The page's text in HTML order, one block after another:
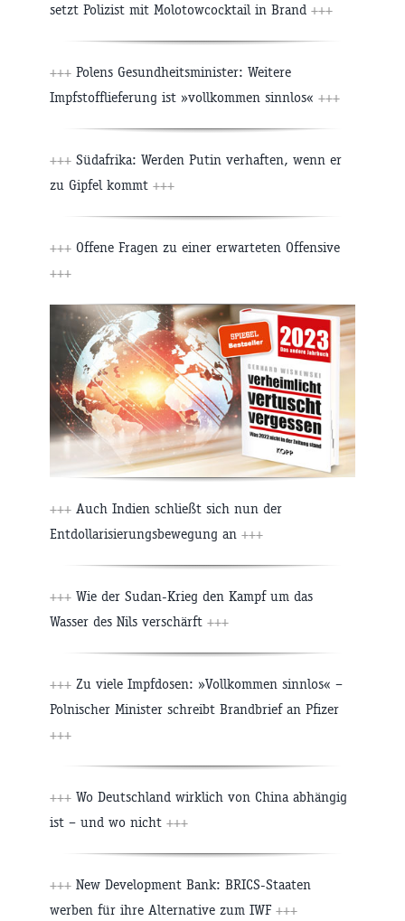
setzt Polizist mit Molotowcocktail in Brand +++
+++ Polens Gesundheitsminister: Weitere
Impfstofflieferung ist »vollkommen sinnlos« +++
+++ Südafrika: Werden Putin verhaften, wenn er
zu Gipfel kommt +++
+++ Offene Fragen zu einer erwarteten Offensive
+++
+++ Auch Indien schließt sich nun der
Entdollarisierungsbewegung an +++
+++ Wie der Sudan-Krieg den Kampf um das
Wasser des Nils verschärft +++
+++ Zu viele Impfdosen: »Vollkommen sinnlos« –
Polnischer Minister schreibt Brandbrief an Pfizer
+++
+++ Wo Deutschland wirklich von China abhängig
ist – und wo nicht +++
+++ New Development Bank: BRICS-Staaten
werben für ihre Alternative zum IWF +++